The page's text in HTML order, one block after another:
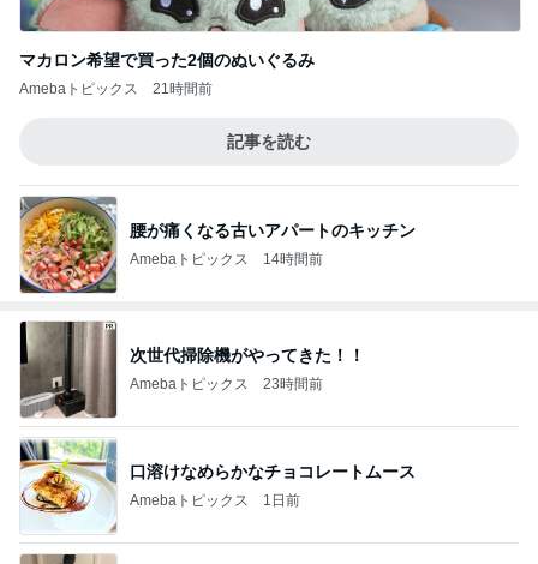
マカロン希望で買った2個のぬいぐるみ
Amebaトピックス 21時間前
記事を読む
腰が痛くなる古いアパートのキッチン
Amebaトピックス 14時間前
次世代掃除機がやってきた！！
Amebaトピックス 23時間前
口溶けなめらかなチョコレートムース
Amebaトピックス 1日前